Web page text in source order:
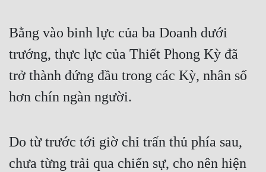
Đẹp Hiệp
Tính Cách Nhân Vật :
Cơ Trí
Bằng vào binh lực của ba Doanh dưới
trướng, thực lực của Thiết Phong Kỳ đã
trở thành đứng đầu trong các Kỳ, nhân số
hơn chín ngàn người.
Do từ trước tới giờ chỉ trấn thủ phía sau,
chưa từng trải qua chiến sự, cho nên hiện